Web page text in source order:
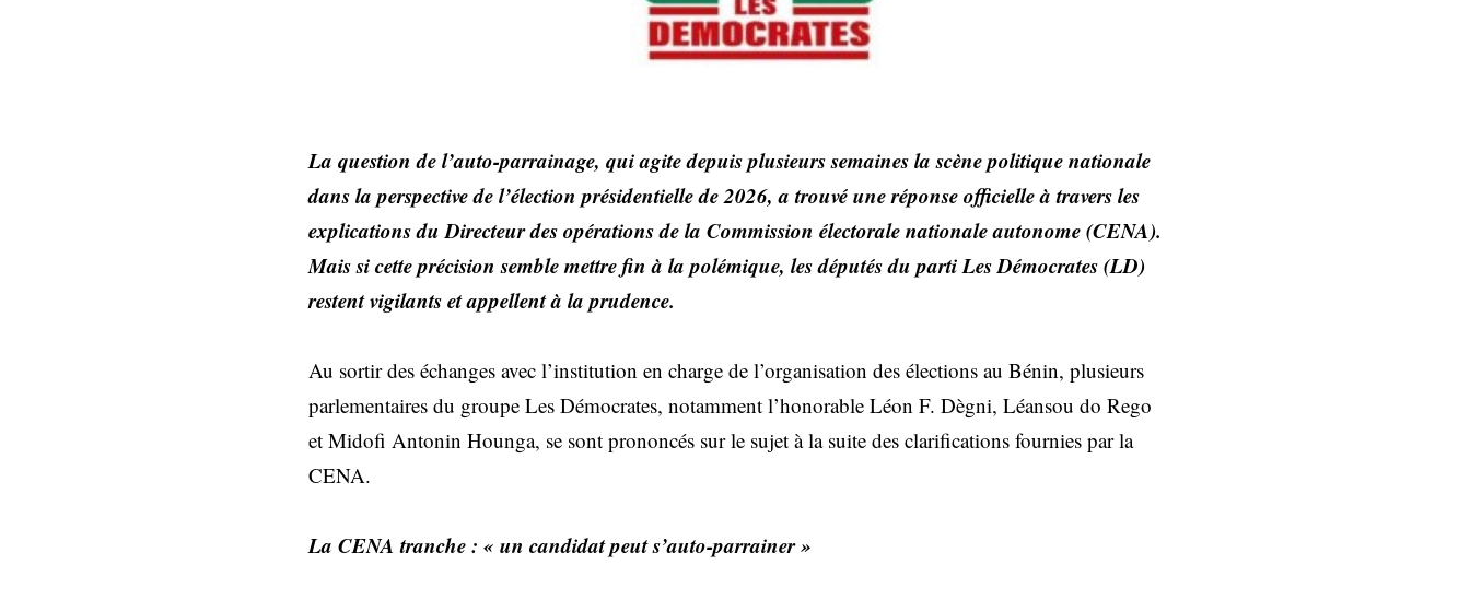
La question de l’auto-parrainage, qui agite depuis plusieurs semaines la scène politique nationale
dans la perspective de l’élection présidentielle de 2026, a trouvé une réponse officielle à travers les
explications du Directeur des opérations de la Commission électorale nationale autonome (CENA).
Mais si cette précision semble mettre fin à la polémique, les députés du parti Les Démocrates (LD)
restent vigilants et appellent à la prudence.
Au sortir des échanges avec l’institution en charge de l’organisation des élections au Bénin, plusieurs
parlementaires du groupe Les Démocrates, notamment l’honorable Léon F. Dègni, Léansou do Rego
et Midofi Antonin Hounga, se sont prononcés sur le sujet à la suite des clarifications fournies par la
CENA.
La CENA tranche : « un candidat peut s’auto-parrainer »